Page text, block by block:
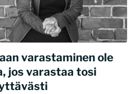
varastaminen ole
jos varastaa tosi